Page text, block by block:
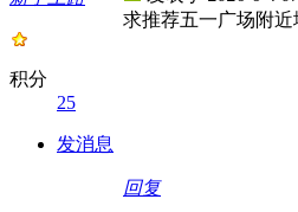
积分
25
发消息
求推荐五一广场附
回复